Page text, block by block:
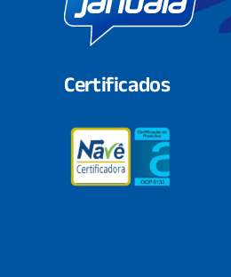
Certificados